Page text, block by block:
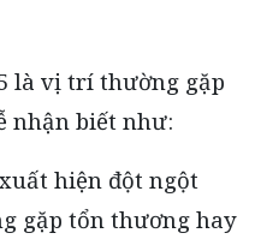
là vị trí thường gặp
nhận biết như:
hiện đột ngột
gặp tổn thương hay